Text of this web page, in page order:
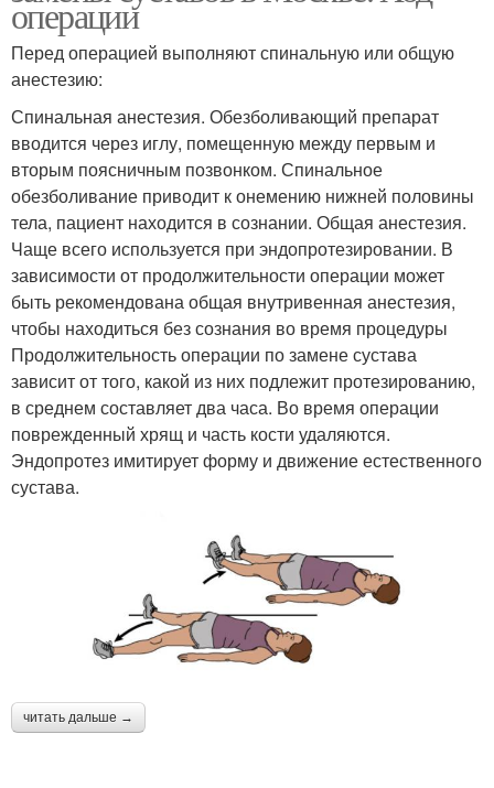
операции
Перед операцией выполняют спинальную или общую
анестезию:
Спинальная анестезия. Обезболивающий препарат
вводится через иглу, помещенную между первым и
вторым поясничным позвонком. Спинальное
обезболивание приводит к онемению нижней половины
тела, пациент находится в сознании. Общая анестезия.
Чаще всего используется при эндопротезировании. В
зависимости от продолжительности операции может
быть рекомендована общая внутривенная анестезия,
чтобы находиться без сознания во время процедуры
Продолжительность операции по замене сустава
зависит от того, какой из них подлежит протезированию,
в среднем составляет два часа. Во время операции
поврежденный хрящ и часть кости удаляются.
Эндопротез имитирует форму и движение естественного
сустава.
читать дальше →